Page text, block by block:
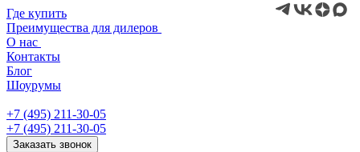
Где купить
Преимущества для дилеров
О нас
Контакты
Блог
Шоурумы
+7 (495) 211-30-05
+7 (495) 211-30-05
Заказать звонок